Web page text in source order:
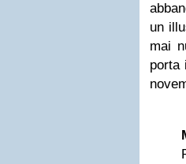
un
mai
porta